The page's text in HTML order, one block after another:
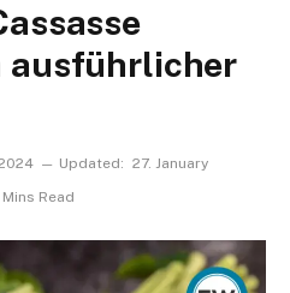
ausführlicher
Updated: 27. January
Mins Read